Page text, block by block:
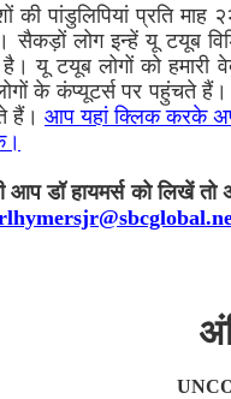
की पांडुलिपियां प्रति
सैकड़ों लोग इन्हें यू टयूब
है। यू टयूब लोगों को
के कंप्यूटर्स पर पहुंचते
हैं। आप यहां क्लिक करके
आप डॉ हायमर्स को लिखें तो